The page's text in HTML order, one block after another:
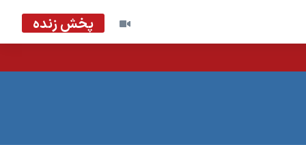
پخش زنده